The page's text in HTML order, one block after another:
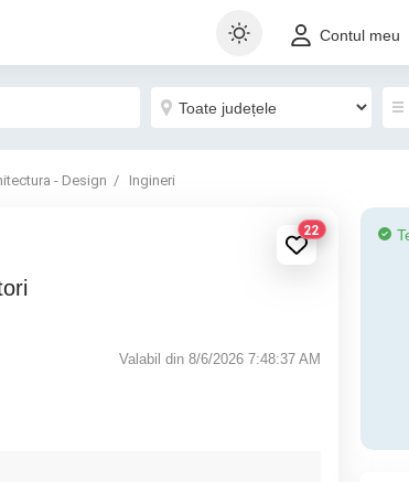
Contul meu
- Design Ingineri
22
Valabil din 8/6/2026 7:48:37 AM